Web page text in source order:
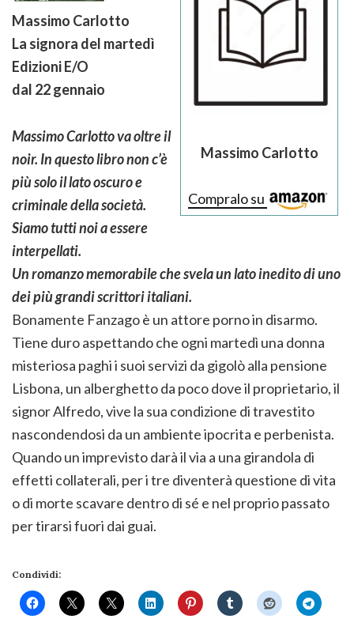
Massimo Carlotto
Compralo su
Massimo Carlotto
La signora del martedì
Edizioni E/O
dal 22 gennaio
Massimo Carlotto va oltre il
noir. In questo libro non c’è
più solo il lato oscuro e
criminale della società.
Siamo tutti noi a essere
interpellati.
Un romanzo memorabile che svela un lato inedito di uno
dei più grandi scrittori italiani.
Bonamente Fanzago è un attore porno in disarmo.
Tiene duro aspettando che ogni martedì una donna
misteriosa paghi i suoi servizi da gigolò alla pensione
Lisbona, un alberghetto da poco dove il proprietario, il
signor Alfredo, vive la sua condizione di travestito
nascondendosi da un ambiente ipocrita e perbenista.
Quando un imprevisto darà il via a una girandola di
effetti collaterali, per i tre diventerà questione di vita
o di morte scavare dentro di sé e nel proprio passato
per tirarsi fuori dai guai.
Condividi: